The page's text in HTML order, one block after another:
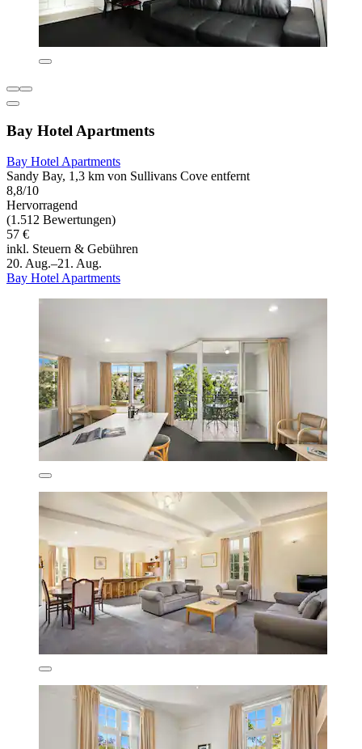
Bay Hotel Apartments
Bay Hotel Apartments
Sandy Bay, 1,3 km von Sullivans Cove entfernt
8,8/10
Hervorragend
(1.512 Bewertungen)
57 €
inkl. Steuern & Gebühren
20. Aug.–21. Aug.
Bay Hotel Apartments